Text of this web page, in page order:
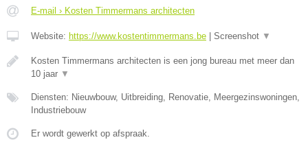
E-mail › Kosten Timmermans architecten
Website: https://www.kostentimmermans.be Screenshot ▼
Kosten Timmermans architecten is een jong bureau met meer dan
10 jaar ▼
Diensten: Nieuwbouw, Uitbreiding, Renovatie, Meergezinswoningen,
Industriebouw
Er wordt gewerkt op afspraak.